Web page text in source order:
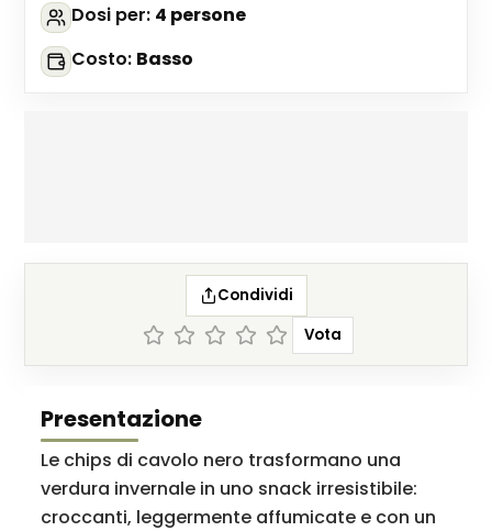
Dosi per: 4 persone
Costo: Basso
Condividi
Vota
Presentazione
Le chips di cavolo nero trasformano una
verdura invernale in uno snack irresistibile:
croccanti, leggermente affumicate e con un